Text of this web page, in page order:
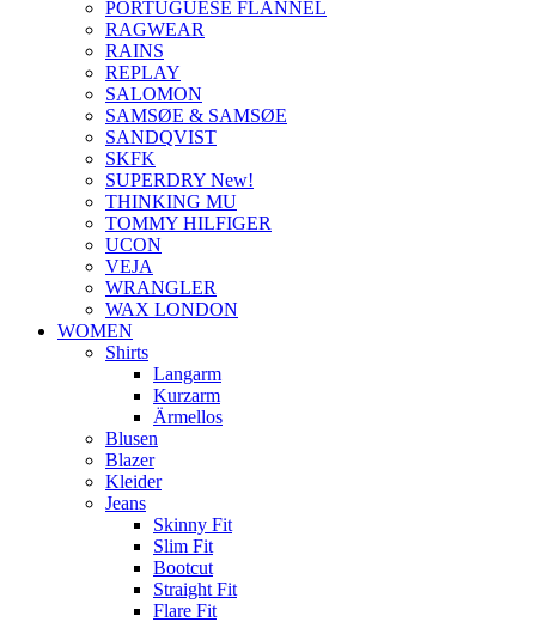
PORTUGUESE FLANNEL
RAGWEAR
RAINS
REPLAY
SALOMON
SAMSØE & SAMSØE
SANDQVIST
SKFK
SUPERDRY New!
THINKING MU
TOMMY HILFIGER
UCON
VEJA
WRANGLER
WAX LONDON
WOMEN
Shirts
Langarm
Kurzarm
Ärmellos
Blusen
Blazer
Kleider
Jeans
Skinny Fit
Slim Fit
Bootcut
Straight Fit
Flare Fit